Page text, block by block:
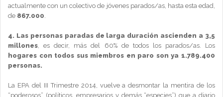
actualmente con un colectivo de jóvenes parados/as, hasta esta edad,
de 867.000.
4. Las personas paradas de larga duración ascienden a 3,5
millones, es decir, más del 60% de todos los parados/as. Los
hogares con todos sus miembros en paro son ya 1.789.400
personas.
La EPA del III Trimestre 2014, vuelve a desmontar la mentira de los
“poderosos” (políticos, empresarios y demás “especies”) que a diario